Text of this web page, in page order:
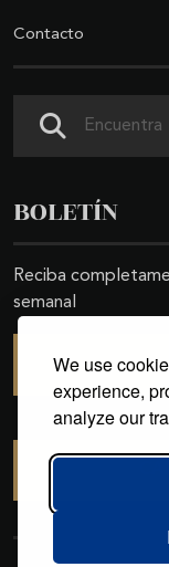
We use
experience,
analyze our
Contacto
BOLETÍN
Reciba
semanal